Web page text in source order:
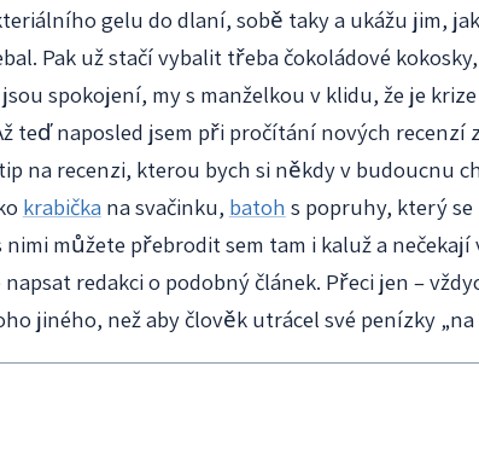
gelu do dlaní, sobě taky a ukážu jim,
Pak už stačí vybalit třeba čokoládové kokosky,
spokojení, my s manželkou v klidu, že je
teď naposled jsem při pročítání nových recenzí
na recenzi, kterou bych si někdy v budoucnu
krabička na svačinku, batoh s popruhy, který
můžete přebrodit sem tam i kaluž a nečekají
redakci o podobný článek. Přeci jen –
jiného, než aby člověk utrácel své penízky „na